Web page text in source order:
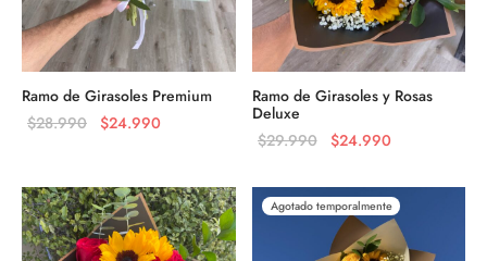
Ramo de Girasoles Premium
$28.990
El precio
$28.990.
$24.990
Ramo de Girasoles y Rosas
Deluxe
$29.990
El precio
era:
$29.990.
$24.990
$24.990.
Agotado temporalmente